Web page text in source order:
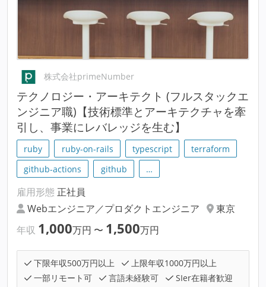
株式会社primeNumber
テクノロジー・アーキテクト (フルスタックエ
ンジニア職)【技術標準とアーキテクチャを牽
引し、事業にレバレッジを生む】
ruby ruby-on-rails typescript
terraform
github-actions
github …
雇用形態 正社員
Webエンジニア／プロダクトエンジニア
東京
年収 1,000万円 〜 1,500万円
下限年収500万円以上
上限年収1000万円以上
一部リモート可
言語未経験可
SIer在籍者歓迎